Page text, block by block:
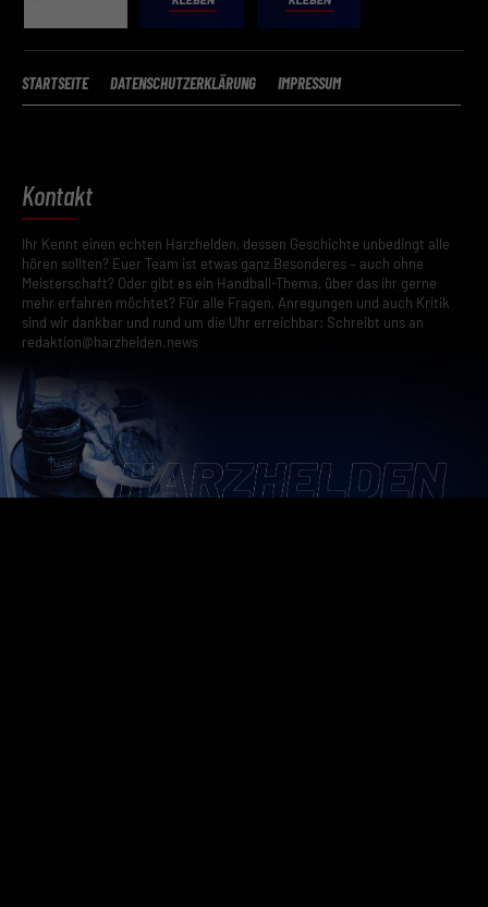
STARTSEITE DATENSCHUTZERKLÄRUNG IMPRESSUM
Kontakt
Ihr Kennt einen echten Harzhelden, dessen Geschichte unbedingt alle
hören sollten? Euer Team ist etwas ganz Besonderes – auch ohne
Meisterschaft? Oder gibt es ein Handball-Thema, über das ihr gerne
mehr erfahren möchtet? Für alle Fragen, Anregungen und auch Kritik
sind wir dankbar und rund um die Uhr erreichbar: Schreibt uns an
redaktion@harzhelden.news